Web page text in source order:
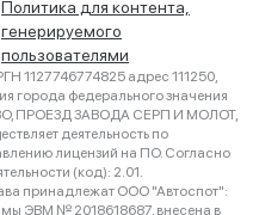
Политика для контента,
генерируемого
пользователями
1127746774825 адрес 111250,
города федерального значения
ПРОЕЗД ЗАВОДА СЕРП И МОЛОТ,
деятельность по
лицензий на ПО. Согласно
(код): 2.01.
принадлежат ООО "Автоспот":
ЭВМ № 2018618687, внесена в